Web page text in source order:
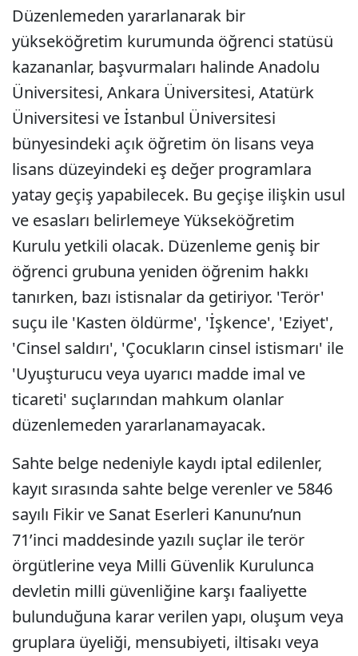
Düzenlemeden yararlanarak bir
yükseköğretim kurumunda öğrenci statüsü
kazananlar, başvurmaları halinde Anadolu
Üniversitesi, Ankara Üniversitesi, Atatürk
Üniversitesi ve İstanbul Üniversitesi
bünyesindeki açık öğretim ön lisans veya
lisans düzeyindeki eş değer programlara
yatay geçiş yapabilecek. Bu geçişe ilişkin usul
ve esasları belirlemeye Yükseköğretim
Kurulu yetkili olacak. Düzenleme geniş bir
öğrenci grubuna yeniden öğrenim hakkı
tanırken, bazı istisnalar da getiriyor. 'Terör'
suçu ile 'Kasten öldürme', 'İşkence', 'Eziyet',
'Cinsel saldırı', 'Çocukların cinsel istismarı' ile
'Uyuşturucu veya uyarıcı madde imal ve
ticareti' suçlarından mahkum olanlar
düzenlemeden yararlanamayacak.
Sahte belge nedeniyle kaydı iptal edilenler,
kayıt sırasında sahte belge verenler ve 5846
sayılı Fikir ve Sanat Eserleri Kanunu’nun
71’inci maddesinde yazılı suçlar ile terör
örgütlerine veya Milli Güvenlik Kurulunca
devletin milli güvenliğine karşı faaliyette
bulunduğuna karar verilen yapı, oluşum veya
gruplara üyeliği, mensubiyeti, iltisakı veya